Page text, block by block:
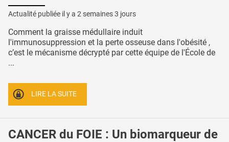
Actualité publiée il y a 2 semaines 3 jours
Comment la graisse médullaire induit
l'immunosuppression et la perte osseuse dans l'obésité ,
c’est le mécanisme décrypté par cette équipe de l'École de
...
LIRE LA SUITE
CANCER du FOIE : Un biomarqueur de